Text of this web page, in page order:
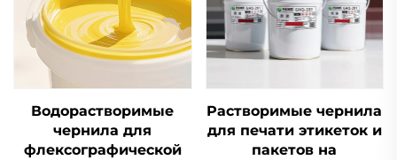
Водорастворимые
чернила для
флексографической
Растворимые чернила
для печати этикеток и
пакетов на